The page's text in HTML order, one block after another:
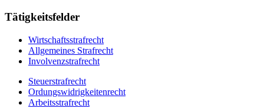
Tätigkeitsfelder
Wirtschaftsstrafrecht
Allgemeines Strafrecht
Involvenzstrafrecht
Steuerstrafrecht
Ordungswidrigkeitenrecht
Arbeitsstrafrecht